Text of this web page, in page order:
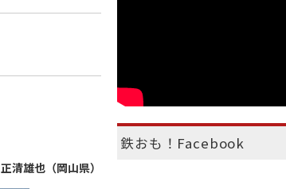
正清雄也（岡山県）
鉄おも！Facebook